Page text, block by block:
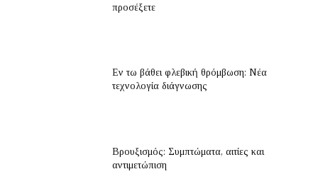
προσέξετε
Εν τω βάθει φλεβική θρόμβωση: Νέα
τεχνολογία διάγνωσης
Βρουξισμός: Συμπτώματα, αιτίες και
αντιμετώπιση